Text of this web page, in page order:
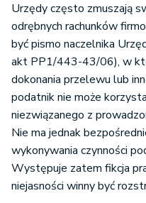
Urzędy często zmuszają
odrębnych rachunków
być pismo naczelnika
akt PP1/443-43/06), w
dokonania przelewu lub
podatnik nie może
niezwiązanego z
Nie ma jednak
wykonywania czynności
Występuje zatem fikcja
niejasności winny być